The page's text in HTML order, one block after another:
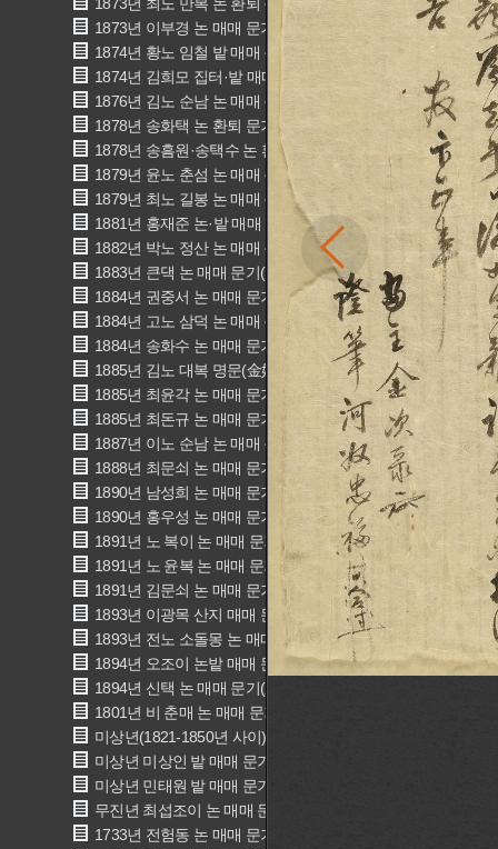
1873년 이부경 논 매매 문기(李附卿 畓賣買文記)
1874년 황노 임철 밭 매매 문기(黃奴 壬哲 田賣買文記)
1874년 김희모 집터·밭 매매 문기(金喜模 家垈·田 賣買文記)
1876년 김노 순남 논 매매 문기(金奴順男 畓賣買文記)
1878년 송화택 논 환퇴 문기(宋化澤 畓還退文記)
1878년 송흠원·송택수 논 환퇴 문기(宋欽元, 宋宅洙 文記)
1879년 윤노 춘섬 논 매매 문기(尹奴 春剡 畓賣買文記)
1879년 최노 길봉 논 매매 문기(崔奴 吉奉 畓賣買文記)
1881년 홍재준 논·밭 매매 문기(洪在濬 田·畓賣買文記)
1882년 박노 정산 논 매매 문기(朴奴 丁山 畓賣買文記)
1883년 큰댁 논 매매 문기(大宅 畓賣買文記)
1884년 권중서 논 매매 문기(權仲西 畓賣買文記)
1884년 고노 삼덕 논 매매 문기(高奴 三德 畓賣買文記)
1884년 송화수 논 매매 문기(송화수 畓賣買文記)
1885년 김노 대복 명문(金奴大福 明文)
1885년 최윤각 논 매매 문기(崔潤珏 畓賣買文記)
1885년 최돈규 논 매매 문기(崔燉奎 畓賣買文記)
1887년 이노 순남 논 매매 문기(李奴 順男 畓賣買文記)
1888년 최문쇠 논 매매 문기(崔門釗 畓賣買文記)
1890년 남성희 논 매매 문기(南星熙 畓賣買文記)
1890년 홍우성 논 매매 문기(洪禹成 畓賣買文記)
1891년 노 복이 논 매매 문기(奴福伊 畓賣買文記)
1891년 노 윤복 논 매매 문기(奴允福 畓賣買文記)
1891년 김문쇠 논 매매 문기(金文釗 畓賣買文記)
1893년 이광목 산지 매매 문기(李光穆 山地賣買文記)
1893년 전노 소돌몽 논 매매 문기(全奴 小乭夢 畓賣買文記)
1894년 오조이 논밭 매매 문기(吳召史 田畓賣買文記)
1894년 신택 논 매매 문기(新宅 畓賣買文記)
1801년 비 춘매 논 매매 문기(婢 春梅 畓賣買文記)
미상년(1821-1850년 사이) 김흥운 토지매매문기(金興雲 土地
미상년 미상인 밭 매매 문기(田賣買文記)
미상년 민태원 밭 매매 문기(閔泰元 田賣買文記)
무진년 최섭조이 논 매매 문기(崔涉 畓賣買文記)
1733년 전험동 논 매매 문기(全驗同 畓賣買文記)